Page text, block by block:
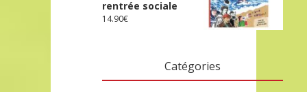
rentrée sociale
14.90€
Catégories